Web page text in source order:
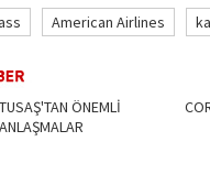
American Airlines
TUSAŞ'TAN ÖNEMLİ
ANLAŞMALAR